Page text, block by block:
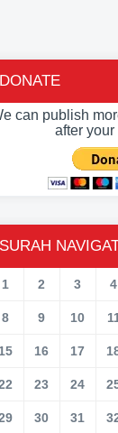
DONATE
can publish
after
SURAH
1 2 3 4
8 9 10
15 16 17
23 24
30 31